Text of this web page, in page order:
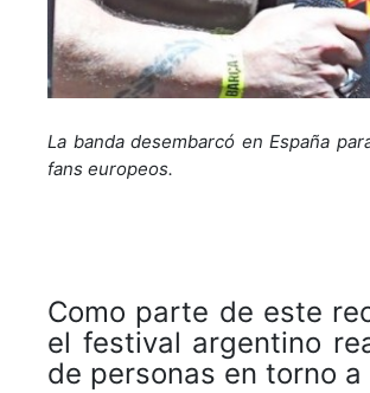
La banda desembarcó en España
fans europeos.
Como parte de este
el festival argentino
de personas en torno